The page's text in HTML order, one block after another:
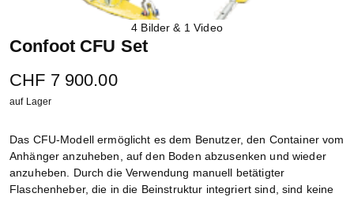
4 Bilder & 1 Video
Confoot CFU Set
CHF 7 900.00
auf Lager
Das CFU-Modell ermöglicht es dem Benutzer, den Container vom
Anhänger anzuheben, auf den Boden abzusenken und wieder
anzuheben. Durch die Verwendung manuell betätigter
Flaschenheber, die in die Beinstruktur integriert sind, sind keine